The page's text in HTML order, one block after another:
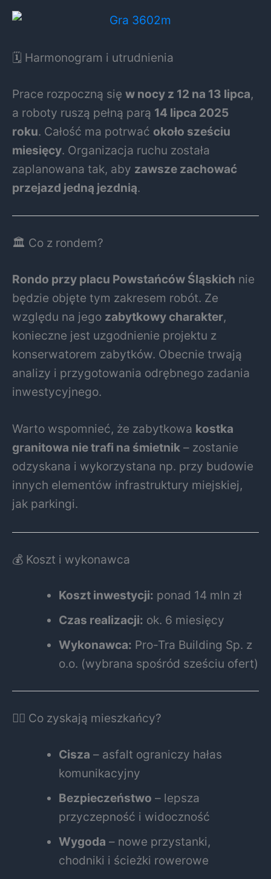
🗓️ Harmonogram i utrudnienia
Prace rozpoczną się w nocy z 12 na 13 lipca,
a roboty ruszą pełną parą 14 lipca 2025
roku. Całość ma potrwać około sześciu
miesięcy. Organizacja ruchu została
zaplanowana tak, aby zawsze zachować
przejazd jedną jezdnią.
🏛️ Co z rondem?
Rondo przy placu Powstańców Śląskich nie
będzie objęte tym zakresem robót. Ze
względu na jego zabytkowy charakter,
konieczne jest uzgodnienie projektu z
konserwatorem zabytków. Obecnie trwają
analizy i przygotowania odrębnego zadania
inwestycyjnego.
Warto wspomnieć, że zabytkowa kostka
granitowa nie trafi na śmietnik – zostanie
odzyskana i wykorzystana np. przy budowie
innych elementów infrastruktury miejskiej,
jak parkingi.
💰 Koszt i wykonawca
Koszt inwestycji: ponad 14 mln zł
Czas realizacji: ok. 6 miesięcy
Wykonawca: Pro-Tra Building Sp. z
o.o. (wybrana spośród sześciu ofert)
🚶‍♂️ Co zyskają mieszkańcy?
Cisza – asfalt ograniczy hałas
komunikacyjny
Bezpieczeństwo – lepsza
przyczepność i widoczność
Wygoda – nowe przystanki,
chodniki i ścieżki rowerowe